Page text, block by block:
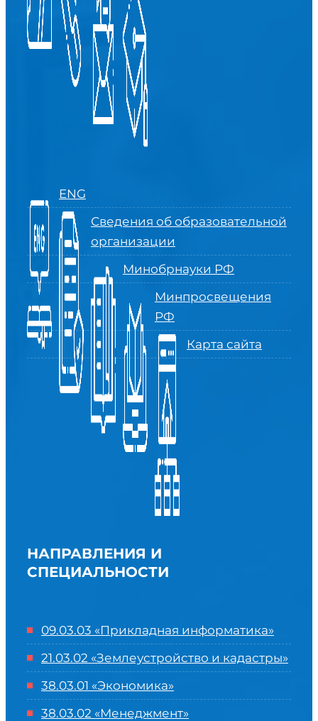
ENG
Сведения об образовательной
организации
Минобрнауки РФ
Минпросвещения
РФ
Карта сайта
НАПРАВЛЕНИЯ И
СПЕЦИАЛЬНОСТИ
09.03.03 «Прикладная информатика»
21.03.02 «Землеустройство и кадастры»
38.03.01 «Экономика»
38.03.02 «Менеджмент»